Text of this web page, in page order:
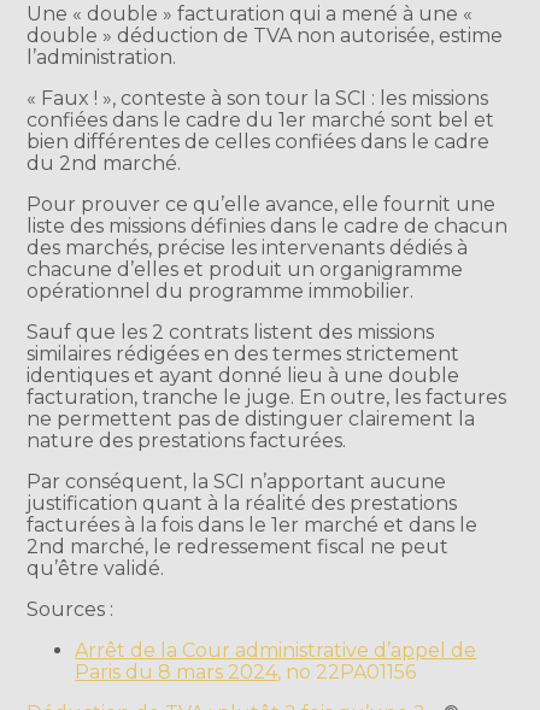
Une « double » facturation qui a mené à une «
double » déduction de TVA non autorisée, estime
l’administration.
« Faux ! », conteste à son tour la SCI : les missions
confiées dans le cadre du 1er marché sont bel et
bien différentes de celles confiées dans le cadre
du 2nd marché.
Pour prouver ce qu’elle avance, elle fournit une
liste des missions définies dans le cadre de chacun
des marchés, précise les intervenants dédiés à
chacune d’elles et produit un organigramme
opérationnel du programme immobilier.
Sauf que les 2 contrats listent des missions
similaires rédigées en des termes strictement
identiques et ayant donné lieu à une double
facturation, tranche le juge. En outre, les factures
ne permettent pas de distinguer clairement la
nature des prestations facturées.
Par conséquent, la SCI n’apportant aucune
justification quant à la réalité des prestations
facturées à la fois dans le 1er marché et dans le
2nd marché, le redressement fiscal ne peut
qu’être validé.
Sources :
Arrêt de la Cour administrative d’appel de
Paris du 8 mars 2024, no 22PA01156